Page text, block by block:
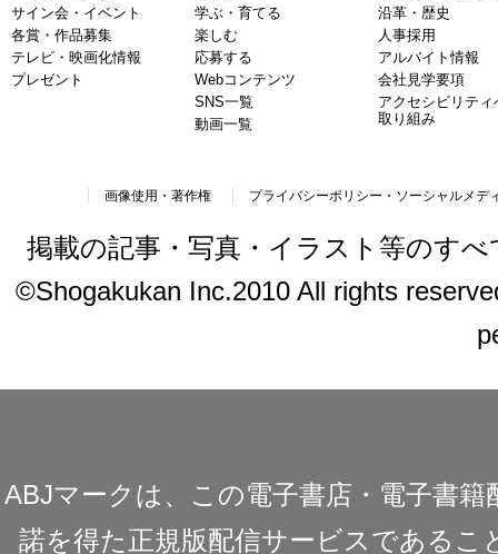
サイン会・イベント
各賞・作品募集
テレビ・映画化情報
プレゼント
学ぶ・育てる
楽しむ
応募する
Webコンテンツ
SNS一覧
動画一覧
沿革・歴史
人事採用
アルバイト情報
会社見学要項
アクセシビリティ
取り組み
画像使用・著作権 プライバシーポリシー・ソーシャルメデ
掲載の記事・写真・イラスト等のす
©Shogakukan Inc.2010 All rights
ABJマークは、この電子書店・電子書
諾を得た正規版配信サービスであるこ